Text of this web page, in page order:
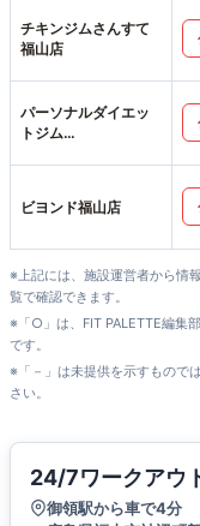
チキンジムさんすて
福山店
パーソナルダイエッ
トジム
ビヨンド福山店
※上記には、施設運営者から情
覧で確認できます。
※「○」は、FIT PALETTE編集
です。
※「－」は未提供を示すもので
さい。
24/7ワークアウ
御領駅から車で4分